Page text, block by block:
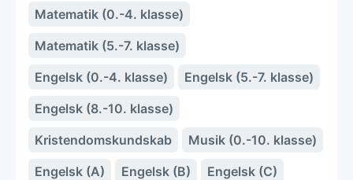
Matematik (0.-4. klasse)
Matematik (5.-7. klasse)
Engelsk (0.-4. klasse)
Engelsk (5.-7. klasse)
Engelsk (8.-10. klasse)
Kristendomskundskab
Musik (0.-10. klasse)
Engelsk (A)
Engelsk (B)
Engelsk (C)